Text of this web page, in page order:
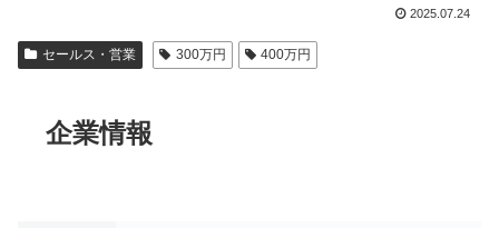
2025.07.24
セールス・営業 300万円 400万円
企業情報